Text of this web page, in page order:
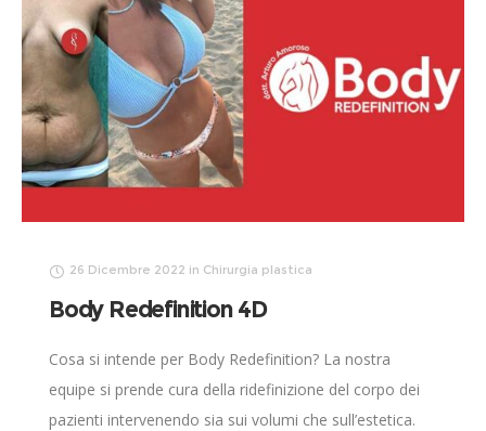
26 Dicembre 2022 in Chirurgia plastica
Body Redefinition 4D
Cosa si intende per Body Redefinition? La nostra
equipe si prende cura della ridefinizione del corpo dei
pazienti intervenendo sia sui volumi che sull’estetica.